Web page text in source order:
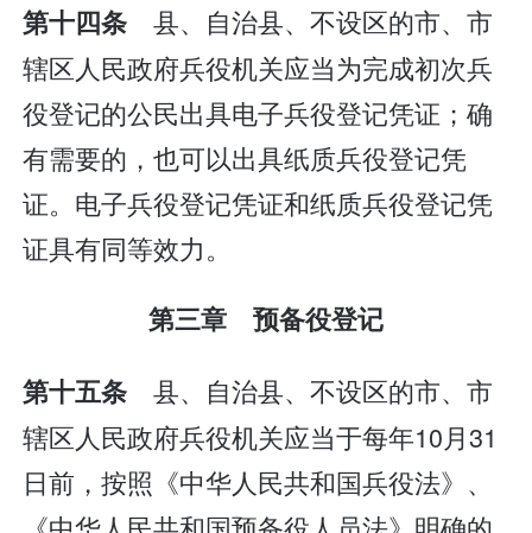
第十四条县、自治县、不设区的市、市
辖区人民政府兵役机关应当为完成初次兵
役登记的公民出具电子兵役登记凭证；确
有需要的，也可以出具纸质兵役登记凭
证。电子兵役登记凭证和纸质兵役登记凭
证具有同等效力。
第三章 预备役登记
第十五条县、自治县、不设区的市、市
辖区人民政府兵役机关应当于每年10月31
日前，按照《中华人民共和国兵役法》、